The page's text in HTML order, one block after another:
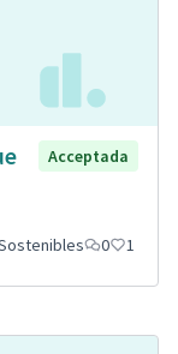
Acceptada
0 1